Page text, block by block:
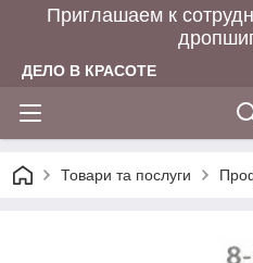
Приглашаем к
ДЕЛО В КРАСОТЕ
Товари та послуги